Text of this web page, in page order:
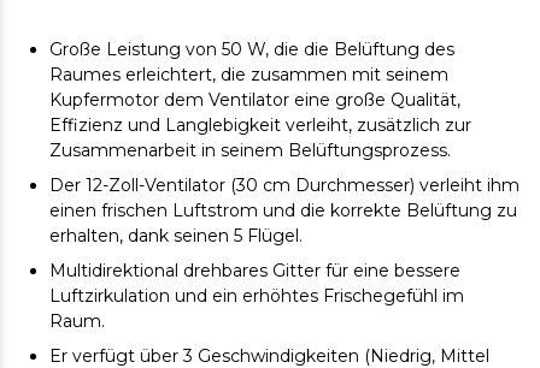
Große Leistung von 50 W, die die Belüftung des
Raumes erleichtert, die zusammen mit seinem
Kupfermotor dem Ventilator eine große Qualität,
Effizienz und Langlebigkeit verleiht, zusätzlich zur
Zusammenarbeit in seinem Belüftungsprozess.
Der 12-Zoll-Ventilator (30 cm Durchmesser) verleiht ihm
einen frischen Luftstrom und die korrekte Belüftung zu
erhalten, dank seinen 5 Flügel.
Multidirektional drehbares Gitter für eine bessere
Luftzirkulation und ein erhöhtes Frischegefühl im
Raum.
Er verfügt über 3 Geschwindigkeiten (Niedrig, Mittel